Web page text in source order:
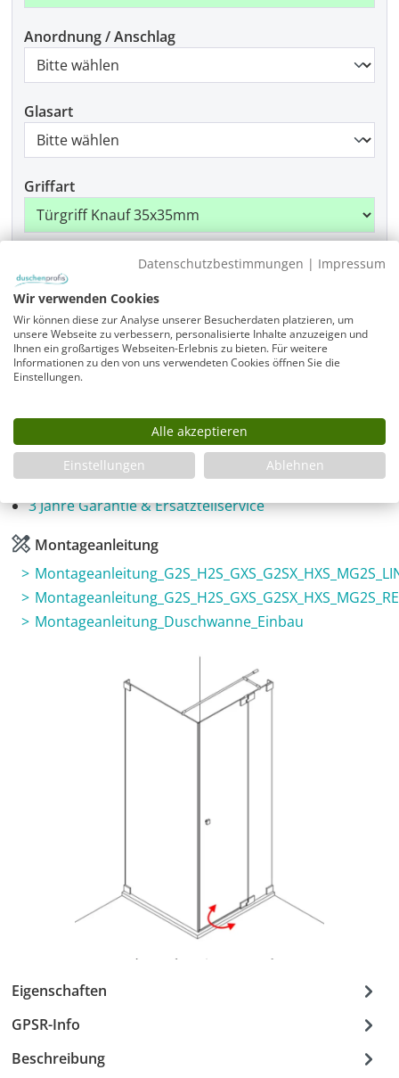
Anordnung / Anschlag
Glasart
Griffart
Produkt Anzahl: Gib den gewünschten
In den Warenkorb
Fragen zum Artikel
Planungshilfe
3 Jahre Garantie & Ersatzteilservice
Montageanleitung
Montageanleitung_Duschwanne_Einbau
Eigenschaften
GPSR-Info
Beschreibung
Datenschutzbestimmungen | Impressum
Wir verwenden Cookies
Wir können diese zur Analyse unserer Besucherdaten platzieren, um
unsere Webseite zu verbessern, personalisierte Inhalte anzuzeigen und
Ihnen ein großartiges Webseiten-Erlebnis zu bieten. Für weitere
Informationen zu den von uns verwendeten Cookies öffnen Sie die
Einstellungen.
Alle akzeptieren
Einstellungen
Ablehnen